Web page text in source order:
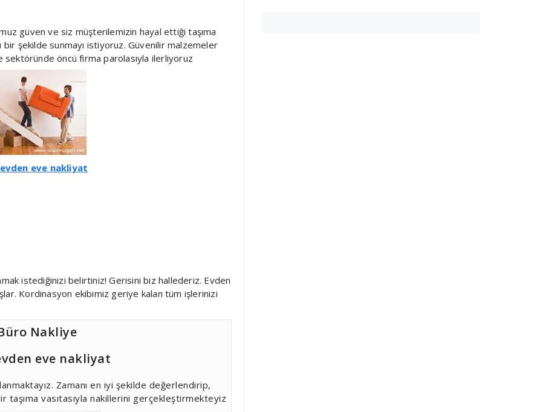
güven ve siz müşterilemizin hayal ettiği taşıma
şekilde sunmayı istiyoruz. Güvenilir malzemeler
sektöründe öncü firma parolasıyla ilerliyoruz
eve nakliyat
istediğinizi belirtiniz! Gerisini biz hallederiz. Evden
Kordinasyon ekibimiz geriye kalan tüm işlerinizi
Nakliye
eve nakliyat
Zamanı en iyi şekilde değerlendirip,
taşıma vasıtasıyla nakillerini gerçekleştirmekteyiz